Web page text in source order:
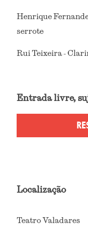
Henrique
serrote
Rui Teixeira -
Entrada livre,
Localização
Teatro Valadares